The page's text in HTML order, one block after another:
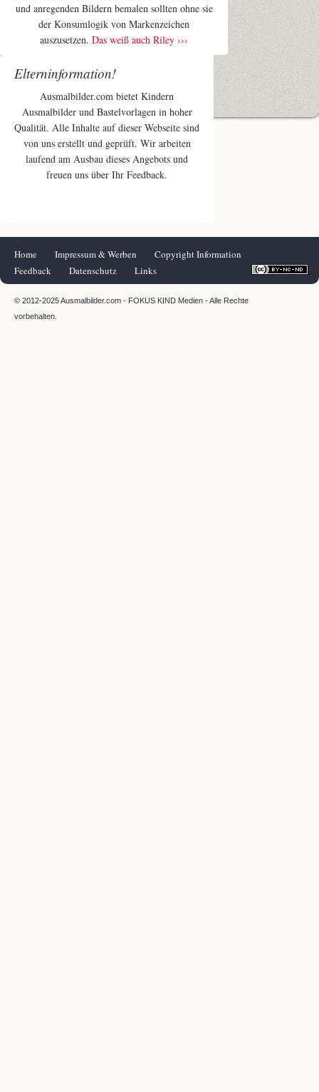
und anregenden Bildern bemalen sollten ohne sie
der Konsumlogik von Markenzeichen
auszusetzen. Das weiß auch Riley ›››
Elterninformation!
Ausmalbilder.com bietet Kindern
Ausmalbilder und Bastelvorlagen in hoher
Qualität. Alle Inhalte auf dieser Webseite sind
von uns erstellt und geprüft. Wir arbeiten
laufend am Ausbau dieses Angebots und
freuen uns über Ihr Feedback.
Navigation
überspringen
Home Impressum & Werben
Copyright Information
Feedback
Datenschutz Links
© 2012-2025 Ausmalbilder.com - FOKUS KIND Medien - Alle Rechte
vorbehalten.